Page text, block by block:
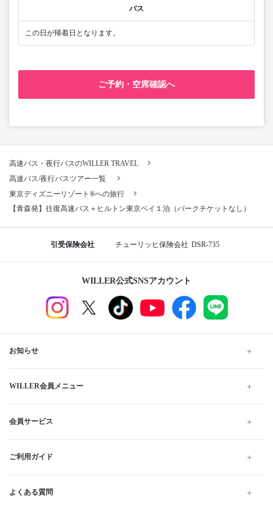
バス
この日が帰着日となります。
ご予約・空席確認へ
高速バス・夜行バスのWILLER TRAVEL
高速バス/夜行バスツアー一覧
東京ディズニーリゾート®への旅行
【青森発】往復高速バス＋ヒルトン東京ベイ１泊（パークチケットなし）
引受保険会社 チューリッヒ保険会社 DSR-735
WILLER公式SNSアカウント
お知らせ
WILLER会員メニュー
会員サービス
ご利用ガイド
よくある質問